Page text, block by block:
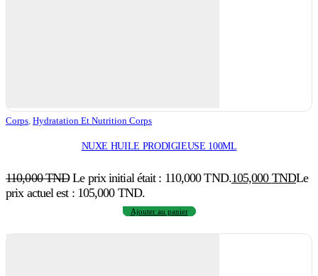
Corps Hydratation Et Nutrition Corps
NUXE HUILE PRODIGIEUSE 100ML
110,000TND Le prix initial était : 110,000 TND.105,000 TNDLe
prix actuel est : 105,000 TND.
Ajouter au panier